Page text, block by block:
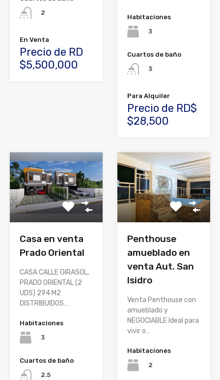
2
En Venta
Precio de RD
$5,500,000
Habitaciones
3
Cuartos de baño
3
Para Alquiler
Precio de RD$
$28,500
Casa en venta
Prado Oriental
CASA CALLE GIRASOL,
PRADO ORIENTAL (2
UDS) 294 M2
DISTRIBUIDOS…
Habitaciones
3
Cuartos de baño
2.5
Penthouse
amueblado en
venta Aut. San
Isidro
Venta Penthouse con
amueblado y
NEGOCIABLE Ideal para
vivir o…
Habitaciones
2